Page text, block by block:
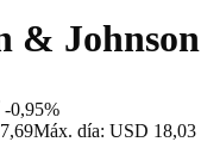
& Johnson
-0,95%
Máx. día: USD 18,03